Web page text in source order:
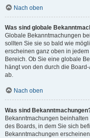
Nach oben
Was sind globale
Globale Bekanntmachungen
sollten Sie sie so bald wie
erscheinen ganz oben in
Bereich. Ob Sie eine globale
hängt von den durch die
ab.
Nach oben
Was sind
Bekanntmachungen
des Boards, in dem Sie sich
Bekanntmachungen